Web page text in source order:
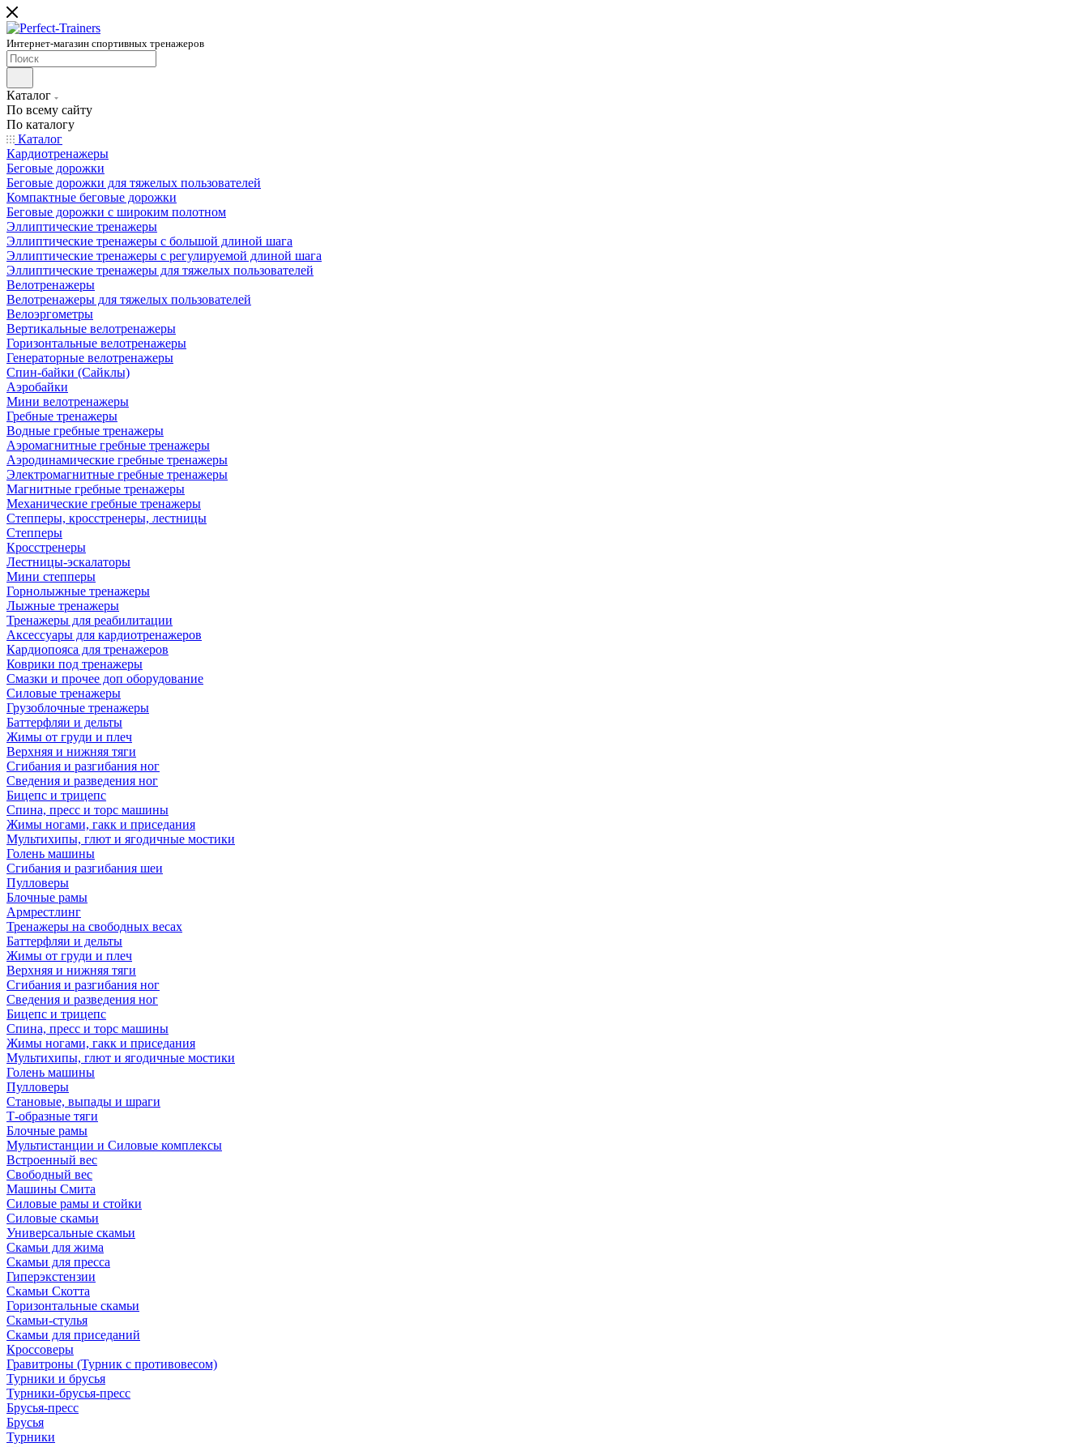
Интернет-магазин спортивных тренажеров
Каталог
По всему сайту
По каталогу
Каталог
Кардиотренажеры
Беговые дорожки
Беговые дорожки для тяжелых пользователей
Компактные беговые дорожки
Беговые дорожки с широким полотном
Эллиптические тренажеры
Эллиптические тренажеры с большой длиной шага
Эллиптические тренажеры с регулируемой длиной шага
Эллиптические тренажеры для тяжелых пользователей
Велотренажеры
Велотренажеры для тяжелых пользователей
Велоэргометры
Вертикальные велотренажеры
Горизонтальные велотренажеры
Генераторные велотренажеры
Спин-байки (Сайклы)
Аэробайки
Мини велотренажеры
Гребные тренажеры
Водные гребные тренажеры
Аэромагнитные гребные тренажеры
Аэродинамические гребные тренажеры
Электромагнитные гребные тренажеры
Магнитные гребные тренажеры
Механические гребные тренажеры
Степперы, кросстренеры, лестницы
Степперы
Кросстренеры
Лестницы-эскалаторы
Мини степперы
Горнолыжные тренажеры
Лыжные тренажеры
Тренажеры для реабилитации
Аксессуары для кардиотренажеров
Кардиопояса для тренажеров
Коврики под тренажеры
Смазки и прочее доп оборудование
Силовые тренажеры
Грузоблочные тренажеры
Баттерфляи и дельты
Жимы от груди и плеч
Верхняя и нижняя тяги
Сгибания и разгибания ног
Сведения и разведения ног
Бицепс и трицепс
Спина, пресс и торс машины
Жимы ногами, гакк и приседания
Мультихипы, глют и ягодичные мостики
Голень машины
Сгибания и разгибания шеи
Пулловеры
Блочные рамы
Армрестлинг
Тренажеры на свободных весах
Баттерфляи и дельты
Жимы от груди и плеч
Верхняя и нижняя тяги
Сгибания и разгибания ног
Сведения и разведения ног
Бицепс и трицепс
Спина, пресс и торс машины
Жимы ногами, гакк и приседания
Мультихипы, глют и ягодичные мостики
Голень машины
Пулловеры
Становые, выпады и шраги
Т-образные тяги
Блочные рамы
Мультистанции и Силовые комплексы
Встроенный вес
Свободный вес
Машины Смита
Силовые рамы и стойки
Силовые скамьи
Универсальные скамьи
Скамьи для жима
Скамьи для пресса
Гиперэкстензии
Скамьи Скотта
Горизонтальные скамьи
Скамьи-стулья
Скамьи для приседаний
Кроссоверы
Гравитроны (Турник с противовесом)
Турники и брусья
Турники-брусья-пресс
Брусья-пресс
Брусья
Турники